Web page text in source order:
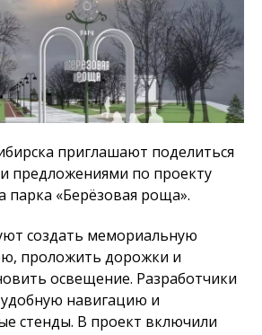
приглашают поделиться
предложениями по проекту
парка «Берёзовая роща».
создать мемориальную
проложить дорожки и
освещение. Разработчики
навигацию и
стенды. В проект включили